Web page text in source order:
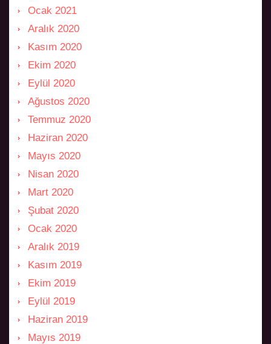
Ocak 2021
Aralık 2020
Kasım 2020
Ekim 2020
Eylül 2020
Ağustos 2020
Temmuz 2020
Haziran 2020
Mayıs 2020
Nisan 2020
Mart 2020
Şubat 2020
Ocak 2020
Aralık 2019
Kasım 2019
Ekim 2019
Eylül 2019
Haziran 2019
Mayıs 2019